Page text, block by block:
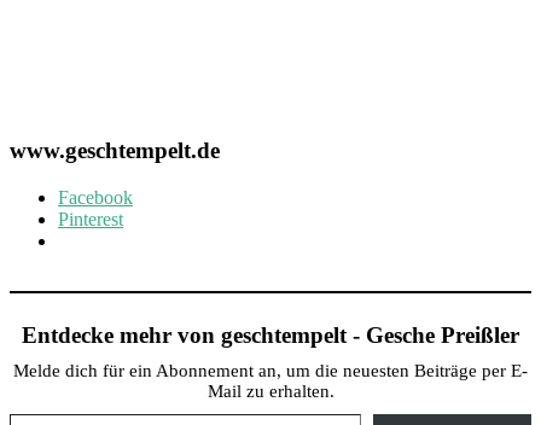
www.geschtempelt.de
Facebook
Pinterest
Entdecke mehr von geschtempelt - Gesche Preißler
Melde dich für ein Abonnement an, um die neuesten Beiträge per E-
Mail zu erhalten.
Gib deine E-Mail-Adresse ein ...